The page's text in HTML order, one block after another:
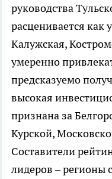
руководства
расценивается как
Калужская,
умеренно
предсказуемо
высокая
признана за
Курской,
Составители
лидеров – регионы